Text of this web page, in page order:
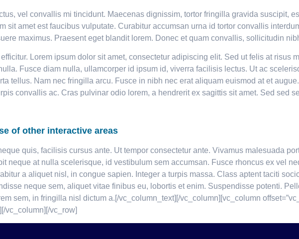
vel convallis mi tincidunt. Maecenas dignissim, tortor fringilla gravida suscipit,
sit amet est faucibus vulputate. Curabitur accumsan urna id tortor convallis
maximus. Praesent eget blandit lorem. Donec et quam convallis, sollicitudin
Lorem ipsum dolor sit amet, consectetur adipiscing elit. Sed ut felis at risus
Fusce diam nulla, ullamcorper id ipsum id, viverra facilisis lectus. Ut ac
tellus. Nam nec fringilla arcu. Fusce in nibh nec erat aliquam euismod at et
convallis ac. Cras pulvinar odio lorem, a hendrerit ex sagittis sit amet. Sed sed
of other interactive areas
quis, facilisis cursus ante. Ut tempor consectetur ante. Vivamus malesuada
neque at nulla scelerisque, id vestibulum sem accumsan. Fusce rhoncus ex vel
a aliquet nisl, in congue sapien. Integer a turpis massa. Class aptent taciti
neque sem, aliquet vitae finibus eu, lobortis et enim. Suspendisse potenti.
sem, in fringilla nisl dictum a.[/vc_column_text][/vc_column][vc_column
vc_column][/vc_row]